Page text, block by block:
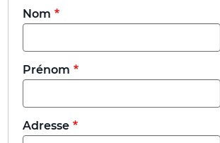
Nom
Prénom
Adresse